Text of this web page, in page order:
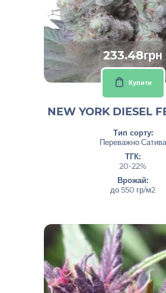
233.48грн
Купити
NEW YORK DIESEL
Тип сорту:
Переважно Сатива
ТГК:
20-22%
Врожай:
до 550 гр/м2